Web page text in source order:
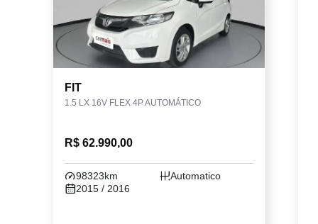
FIT
1.5 LX 16V FLEX 4P AUTOMÁTICO
R$ 62.990,00
98323km
Automatico
2015 / 2016